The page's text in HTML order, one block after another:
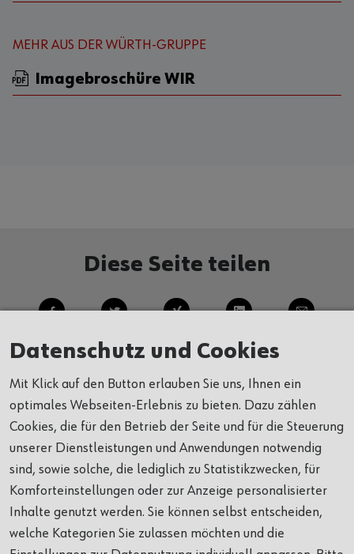
MEHR AUS DER WÜRTH-GRUPPE
Imagebroschüre WIR
Diese Seite teilen
Alles auf einen Blick
UNTERNEHMEN
Datenschutz und Cookies
Mit Klick auf den Button erlauben Sie uns, Ihnen ein
optimales Webseiten-Erlebnis zu bieten. Dazu zählen
Cookies, die für den Betrieb der Seite und für die Steuerung
unserer Dienstleistungen und Anwendungen notwendig
sind, sowie solche, die lediglich zu Statistikzwecken, für
Komforteinstellungen oder zur Anzeige personalisierter
Inhalte genutzt werden. Sie können selbst entscheiden,
welche Kategorien Sie zulassen möchten und die